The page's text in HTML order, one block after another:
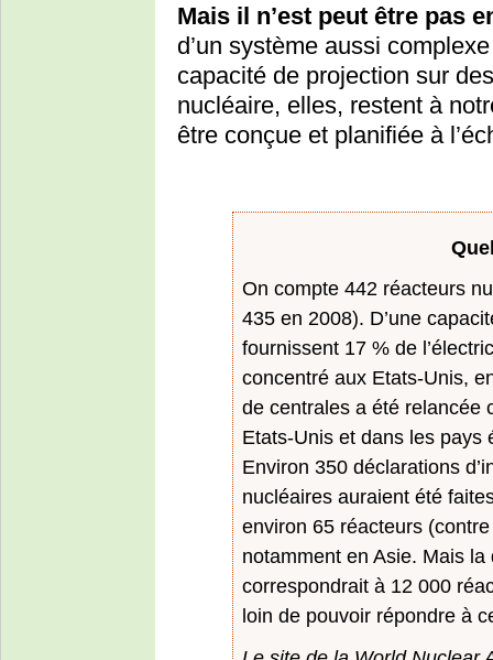
Mais il n’est peut être pas
d’un système aussi
capacité de projection sur
nucléaire, elles, restent à
être conçue et planifiée à
On compte 442 réacteurs
435 en 2008). D’une
fournissent 17 % de
concentré aux Etats-Unis,
de centrales a été relancée
Etats-Unis et dans les pays
Environ 350 déclarations
nucléaires auraient été
environ 65 réacteurs
notamment en Asie. Mais
correspondrait à 12 000
loin de pouvoir répondre à